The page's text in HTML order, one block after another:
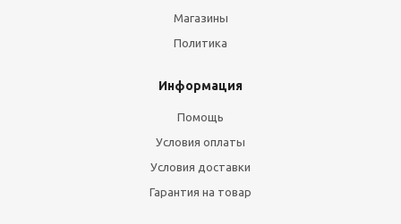
Магазины
Политика
Информация
Помощь
Условия оплаты
Условия доставки
Гарантия на товар